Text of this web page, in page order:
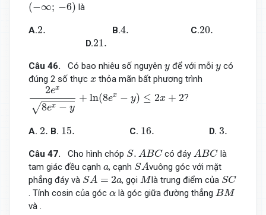
(−∞; −6) là
A.2.
2. B.4.
4. C.20.
20.
D.21.
21.
Câu 46. Có bao nhiêu số nguyên y
y để với mỗiy
y có
đúng 2 số thực x
x thỏa mãn bất phương trình
2ex
√8ex − y
+ ln(8ex − y) ≤ 2x + 2
2ex8ex− y+ln (8 ex−y)≤2x+2
?
A. 2.
2. B. 15.
15. C. 16.
16. D. 3.
3.
Câu 47. Cho hình chóp S. ABC
S. BC có đáyABC
A BC là
tam giác đều cạnh a
a, cạnh SA
SAvuông góc với mặt
phẳng đáy và SA = 2a
SA= a , gọiM
Mlà trung điểm của SC
SC
. Tính cosin của góc α
α là góc giữa đường thẳng BM
BM
và .